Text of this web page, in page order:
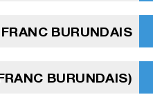
BURUNDAIS
BURUNDAIS)